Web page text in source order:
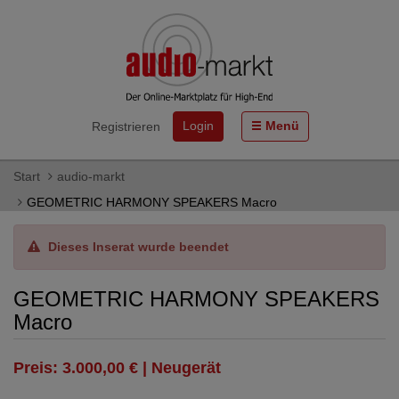
Registrieren Login Menü
Start
audio-markt
GEOMETRIC HARMONY SPEAKERS Macro
Dieses Inserat wurde beendet
GEOMETRIC HARMONY SPEAKERS
Macro
Preis: 3.000,00 € | Neugerät